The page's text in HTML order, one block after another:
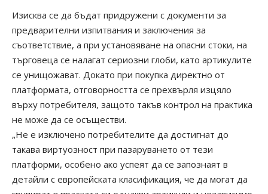
Изисква се да бъдат придружени с документи за
предварителни изпитвания и заключения за
съответствие, а при установяване на опасни стоки, на
търговеца се налагат сериозни глоби, като артикулите
се унищожават. Докато при покупка директно от
платформата, отговорността се прехвърля изцяло
върху потребителя, защото такъв контрол на практика
не може да се осъществи.
„Не е изключено потребителите да достигнат до
такава виртуозност при пазаруването от тези
платформи, особено ако успеят да се запознаят в
детайли с европейската класификация, че да могат да